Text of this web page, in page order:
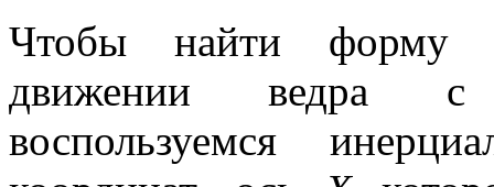
Чтобы найти форму
движении ведра с
воспользуемся